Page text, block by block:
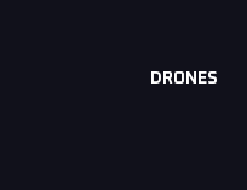
DRONES